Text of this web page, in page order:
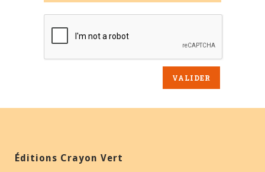
Éditions Crayon Vert